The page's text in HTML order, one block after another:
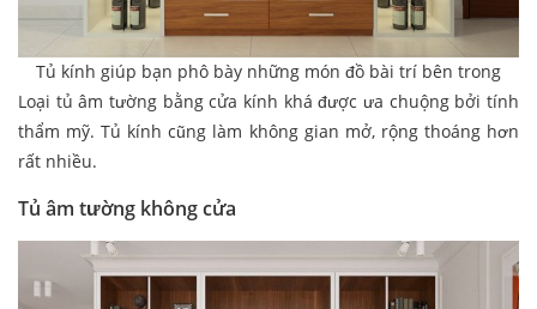
Tủ kính giúp bạn phô bày những món đồ bài trí bên trong
Loại tủ âm tường bằng cửa kính khá được ưa chuộng bởi tính
thẩm mỹ. Tủ kính cũng làm không gian mở, rộng thoáng hơn
rất nhiều.
Tủ âm tường không cửa